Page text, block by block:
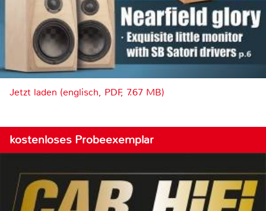
Jetzt laden (englisch, PDF, 7.67 MB)
kostenloses Probeexemplar